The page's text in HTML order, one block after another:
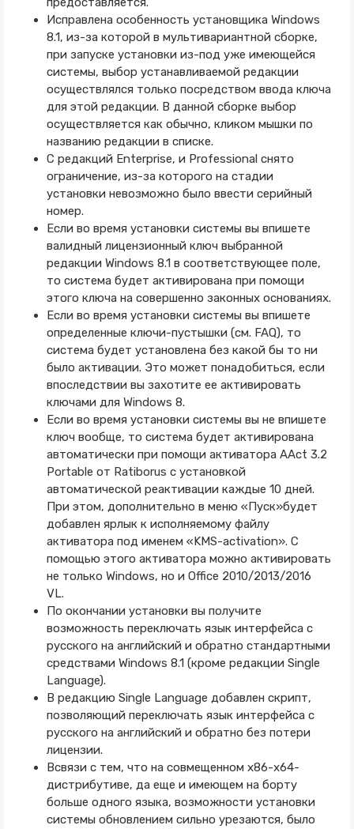
Исправлена особенность установщика Windows
8.1, из-за которой в мультивариантной сборке,
при запуске установки из-под уже имеющейся
системы, выбор устанавливаемой редакции
осуществлялся только посредством ввода ключа
для этой редакции. В данной сборке выбор
осуществляется как обычно, кликом мышки по
названию редакции в списке.
С редакций Enterprise, и Professional снято
ограничение, из-за которого на стадии
установки невозможно было ввести серийный
номер.
Если во время установки системы вы впишете
валидный лицензионный ключ выбранной
редакции Windows 8.1 в соответствующее поле,
то система будет активирована при помощи
этого ключа на совершенно законных основаниях.
Если во время установки системы вы впишете
определенные ключи-пустышки (см. FAQ), то
система будет установлена без какой бы то ни
было активации. Это может понадобиться, если
впоследствии вы захотите ее активировать
ключами для Windows 8.
Если во время установки системы вы не впишете
ключ вообще, то система будет активирована
автоматически при помощи активатора AAct 3.2
Portable от Ratiborus с установкой
автоматической реактивации каждые 10 дней.
При этом, дополнительно в меню «Пуск»будет
добавлен ярлык к исполняемому файлу
активатора под именем «KMS-activation». С
помощью этого активатора можно активировать
не только Windows, но и Office 2010/2013/2016
VL.
По окончании установки вы получите
возможность переключать язык интерфейса с
русского на английский и обратно стандартными
средствами Windows 8.1 (кроме редакции Single
Language).
В редакцию Single Language добавлен скрипт,
позволяющий переключать язык интерфейса с
русского на английский и обратно без потери
лицензии.
Всвязи с тем, что на совмещенном x86-x64-
дистрибутиве, да еще и имеющем на борту
больше одного языка, возможности установки
системы обновлением сильно урезаются, было